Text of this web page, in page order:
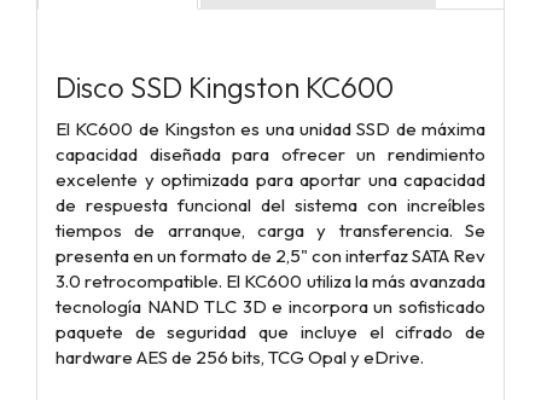
Disco SSD Kingston KC600
El KC600 de Kingston es una unidad SSD de máxima
capacidad diseñada para ofrecer un rendimiento
excelente y optimizada para aportar una capacidad
de respuesta funcional del sistema con increíbles
tiempos de arranque, carga y transferencia. Se
presenta en un formato de 2,5" con interfaz SATA Rev
3.0 retrocompatible. El KC600 utiliza la más avanzada
tecnología NAND TLC 3D e incorpora un sofisticado
paquete de seguridad que incluye el cifrado de
hardware AES de 256 bits, TCG Opal y eDrive.